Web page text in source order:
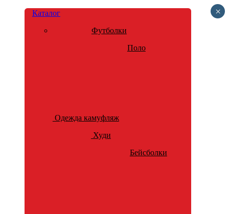
Каталог
Футболки
Поло
Одежда камуфляж
Худи
Бейсболки
×